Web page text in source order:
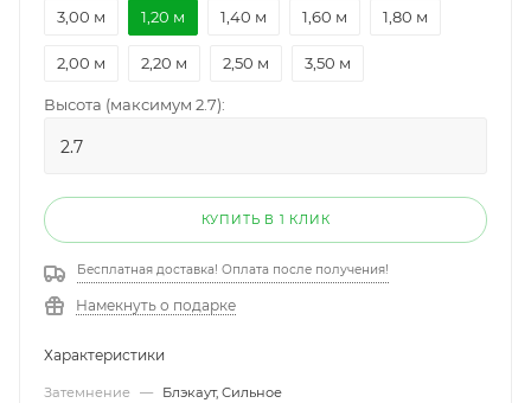
3,00 м 1,20 м 1,40 м 1,60 м 1,80 м
2,00 м 2,20 м 2,50 м 3,50 м
Высота (максимум 2.7):
КУПИТЬ В 1 КЛИК
Бесплатная доставка! Оплата после получения!
Намекнуть о подарке
Характеристики
Затемнение —
Блэкаут, Сильное